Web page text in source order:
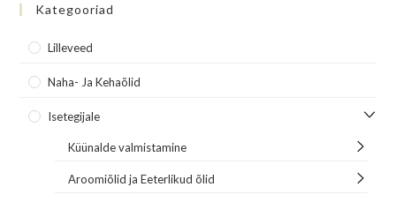
Kategooriad
Lilleveed
Naha- Ja Kehaõlid
Isetegijale
Küünalde valmistamine
Aroomiõlid ja Eeterlikud õlid